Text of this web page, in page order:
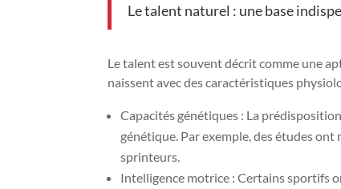
Le talent naturel : une base
Le talent est souvent décrit comme une
naissent avec des caractéristiques
Capacités génétiques : La
génétique. Par exemple, des études
sprinteurs.
Intelligence motrice : Certains sportifs